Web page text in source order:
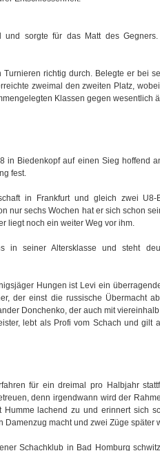
und sorgte für das Matt des
richtig durch. Belegte er bei
zweimal den zweiten Platz,
Klassen gegen wesentlich
in Biedenkopf auf einen Sieg hoffend
fest.
in Frankfurt und gleich zwei U8-
nur sechs Wochen hat er sich schon
liegt noch ein weiter Weg vor ihm.
seiner Altersklasse und steht
Hungen ist Levi ein
der einst die russische Übermacht
Donchenko, der auch mit
lebt als Profi vom Schach und gilt
für ein dreimal pro Halbjahr
denn irgendwann wird der
lachend zu und erinnert sich
macht und zwei Züge später
Schachklub in Bad Homburg